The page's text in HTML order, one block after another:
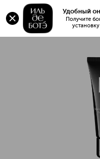
Удобный
Получите
Shampoo No. 3 La
окрашенных волос
Shampoo No. 3 La